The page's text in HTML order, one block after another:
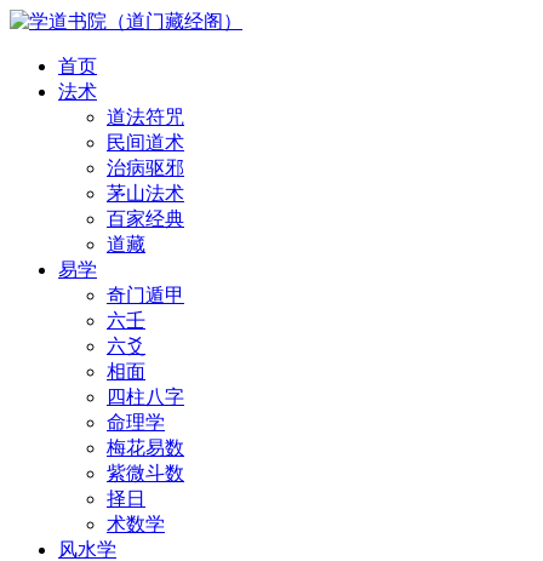
首页
法术
道法符咒
民间道术
治病驱邪
茅山法术
百家经典
道藏
易学
奇门遁甲
六壬
六爻
相面
四柱八字
命理学
梅花易数
紫微斗数
择日
术数学
风水学